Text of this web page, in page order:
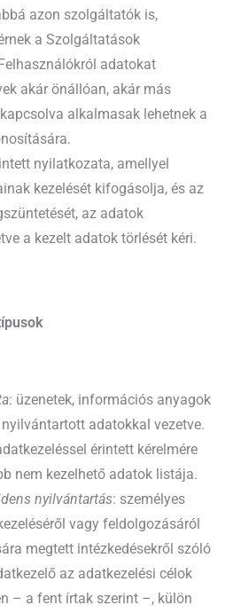
azon szolgáltatók is,
a Szolgáltatások
adatokat
akár önállóan, akár más
alkalmasak lehetnek a
nyilatkozata, amellyel
kezelését kifogásolja, és az
az adatok
a kezelt adatok törlését kéri.
: üzenetek, információs anyagok
adatokkal vezetve.
érintett kérelmére
nem kezelhető adatok listája.
nyilvántartás: személyes
vagy feldolgozásáról
megtett intézkedésekről szóló
az adatkezelési célok
– a fent írtak szerint –, külön